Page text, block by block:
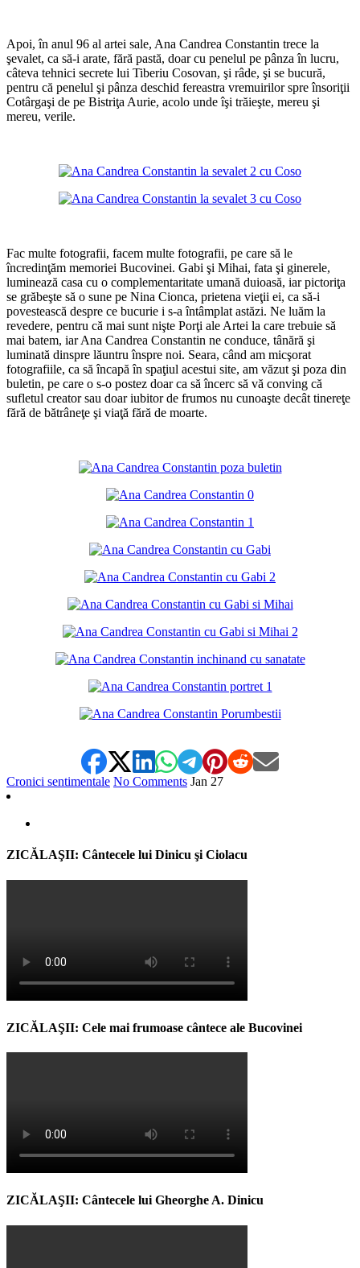
Apoi, în anul 96 al artei sale, Ana Candrea Constantin trece la
şevalet, ca să-i arate, fără pastă, doar cu penelul pe pânza în lucru,
câteva tehnici secrete lui Tiberiu Cosovan, şi râde, şi se bucură,
pentru că penelul şi pânza deschid fereastra vremuirilor spre însoriţii
Cotârgaşi de pe Bistriţa Aurie, acolo unde îşi trăieşte, mereu şi
mereu, verile.
Fac multe fotografii, facem multe fotografii, pe care să le
încredinţăm memoriei Bucovinei. Gabi şi Mihai, fata şi ginerele,
luminează casa cu o complementaritate umană duioasă, iar pictoriţa
se grăbeşte să o sune pe Nina Cionca, prietena vieţii ei, ca să-i
povestească despre ce bucurie i s-a întâmplat astăzi. Ne luăm la
revedere, pentru că mai sunt nişte Porţi ale Artei la care trebuie să
mai batem, iar Ana Candrea Constantin ne conduce, tânără şi
luminată dinspre lăuntru înspre noi. Seara, când am micşorat
fotografiile, ca să încapă în spaţiul acestui site, am văzut şi poza din
buletin, pe care o s-o postez doar ca să încerc să vă conving că
sufletul creator sau doar iubitor de frumos nu cunoaşte decât tinereţe
fără de bătrâneţe şi viaţă fără de moarte.
Cronici sentimentale No Comments Jan 27
ZICĂLAŞII: Cântecele lui Dinicu şi Ciolacu
ZICĂLAŞII: Cele mai frumoase cântece ale Bucovinei
ZICĂLAŞII: Cântecele lui Gheorghe A. Dinicu